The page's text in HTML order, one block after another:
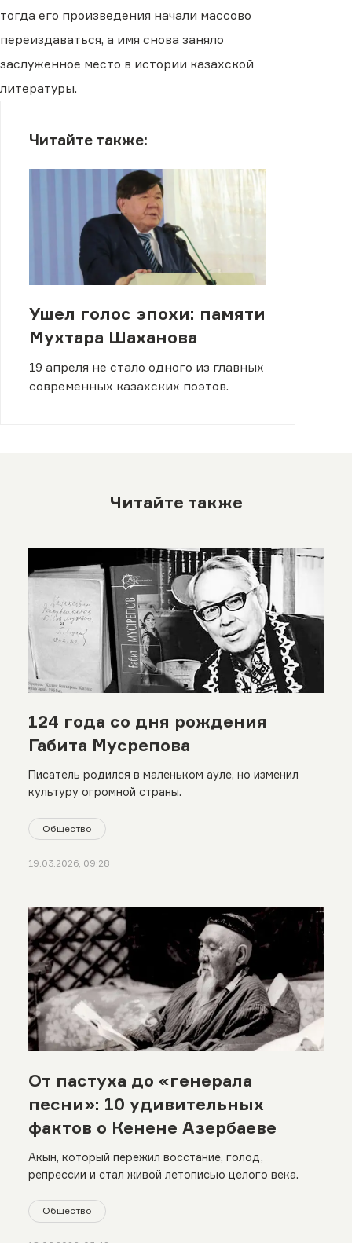
тогда его произведения начали массово
переиздаваться, а имя снова заняло
заслуженное место в истории казахской
литературы.
Читайте также:
Ушел голос эпохи: памяти
Мухтара Шаханова
19 апреля не стало одного из главных
современных казахских поэтов.
Читайте также
124 года со дня рождения
Габита Мусрепова
Писатель родился в маленьком ауле, но изменил
культуру огромной страны.
Общество
19.03.2026, 09:28
От пастуха до «генерала
песни»: 10 удивительных
фактов о Кенене Азербаеве
Акын, который пережил восстание, голод,
репрессии и стал живой летописью целого века.
Общество